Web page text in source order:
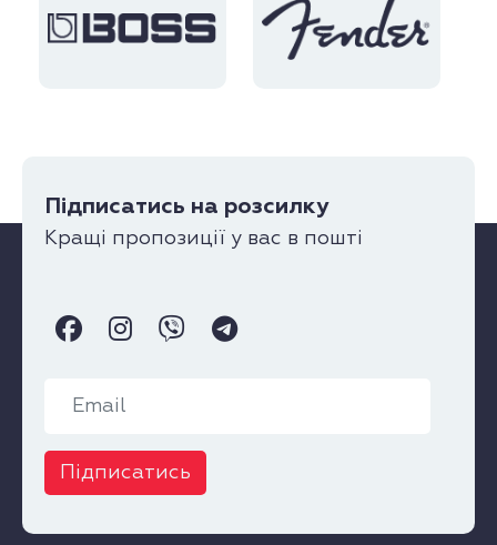
Підписатись на розсилку
Кращі пропозиції у вас в пошті
Підписатись